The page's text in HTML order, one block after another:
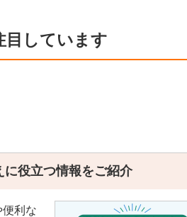
目しています
役立つ情報をご紹介
利な